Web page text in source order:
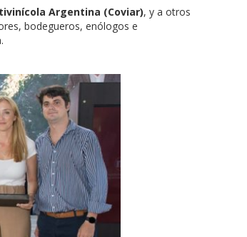
Argentina (Coviar), y a otros
bodegueros, enólogos e